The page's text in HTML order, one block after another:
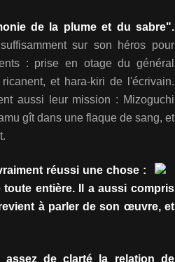
de la plume et du sabre".
sur son héros pour
: prise en otage du général
et hara-kiri de l'écrivain.
aussi leur mission : Mizoguchi
gît dans une flaque de sang, et
réussi une chose :
entière. Il a aussi compris
à parler de son œuvre, et
assez de clarté la relation de